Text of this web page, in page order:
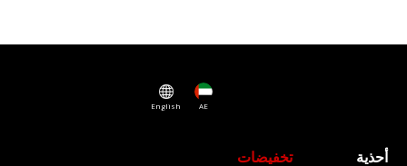
AE
English
أحذية تخفيضات